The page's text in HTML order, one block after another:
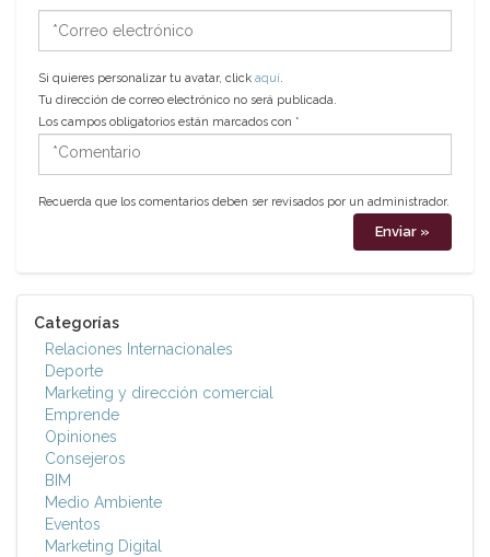
electrónico
Si quieres personalizar tu avatar, click aquí.
Tu dirección de correo electrónico no será publicada.
Los campos obligatorios están marcados con *
*Comentario
Recuerda que los comentarios deben ser revisados por un administrador.
Categorías
Relaciones Internacionales
Deporte
Marketing y dirección comercial
Emprende
Opiniones
Consejeros
BIM
Medio Ambiente
Eventos
Marketing Digital